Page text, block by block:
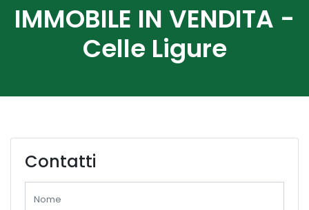
IMMOBILE IN VENDITA -
Celle Ligure
Contatti